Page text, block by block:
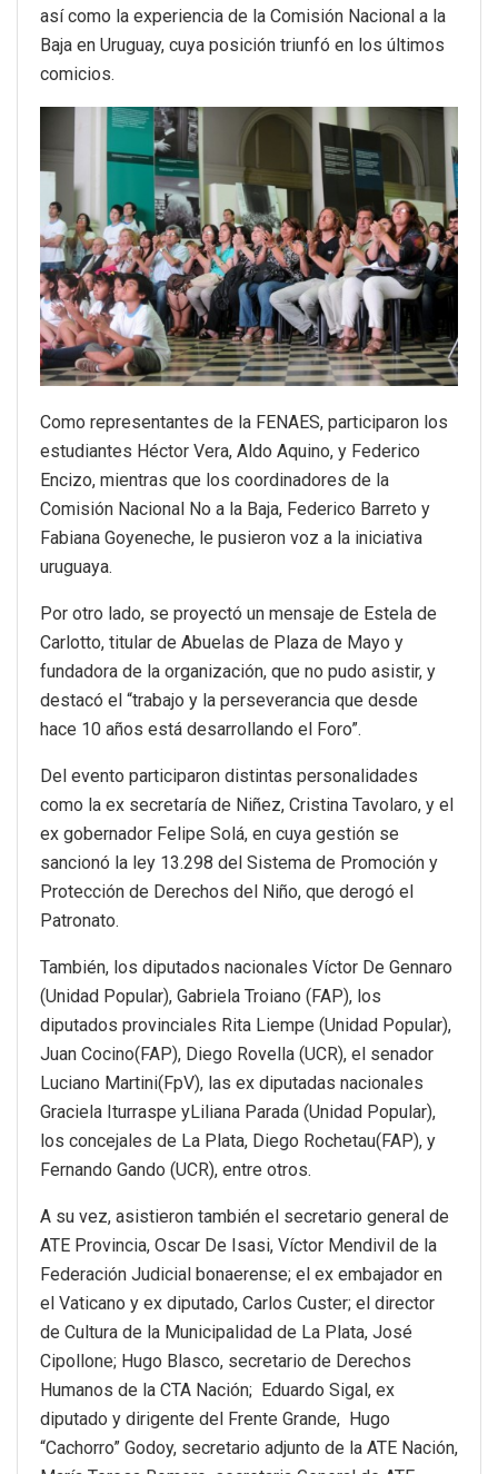
así como la experiencia de la Comisión Nacional a la
Baja en Uruguay, cuya posición triunfó en los últimos
comicios.
Como representantes de la FENAES, participaron los
estudiantes Héctor Vera, Aldo Aquino, y Federico
Encizo, mientras que los coordinadores de la
Comisión Nacional No a la Baja, Federico Barreto y
Fabiana Goyeneche, le pusieron voz a la iniciativa
uruguaya.
Por otro lado, se proyectó un mensaje de Estela de
Carlotto, titular de Abuelas de Plaza de Mayo y
fundadora de la organización, que no pudo asistir, y
destacó el “trabajo y la perseverancia que desde
hace 10 años está desarrollando el Foro”.
Del evento participaron distintas personalidades
como la ex secretaría de Niñez, Cristina Tavolaro, y el
ex gobernador Felipe Solá, en cuya gestión se
sancionó la ley 13.298 del Sistema de Promoción y
Protección de Derechos del Niño, que derogó el
Patronato.
También, los diputados nacionales Víctor De Gennaro
(Unidad Popular), Gabriela Troiano (FAP), los
diputados provinciales Rita Liempe (Unidad Popular),
Juan Cocino(FAP), Diego Rovella (UCR), el senador
Luciano Martini(FpV), las ex diputadas nacionales
Graciela Iturraspe yLiliana Parada (Unidad Popular),
los concejales de La Plata, Diego Rochetau(FAP), y
Fernando Gando (UCR), entre otros.
A su vez, asistieron también el secretario general de
ATE Provincia, Oscar De Isasi, Víctor Mendivil de la
Federación Judicial bonaerense; el ex embajador en
el Vaticano y ex diputado, Carlos Custer; el director
de Cultura de la Municipalidad de La Plata, José
Cipollone; Hugo Blasco, secretario de Derechos
Humanos de la CTA Nación; Eduardo Sigal, ex
diputado y dirigente del Frente Grande, Hugo
“Cachorro” Godoy, secretario adjunto de la ATE Nación,